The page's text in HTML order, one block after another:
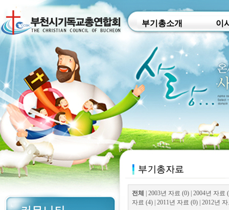
부기총소개 이
전체 2003년 자료 (0)| 2004년 자료
자료 (4)| 2011년 자료 (0)| 2012년